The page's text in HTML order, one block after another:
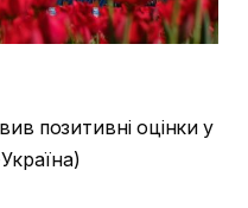
позитивні оцінки у